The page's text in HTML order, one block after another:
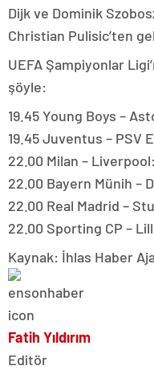
Dijk ve Dominik
Christian Pulisic’ten
UEFA Şampiyonlar
şöyle:
19.45 Young Boys –
19.45 Juventus – PSV
22.00 Milan –
22.00 Bayern Münih –
22.00 Real Madrid –
22.00 Sporting CP –
Kaynak: İhlas Haber
Fatih Yıldırım
Editör